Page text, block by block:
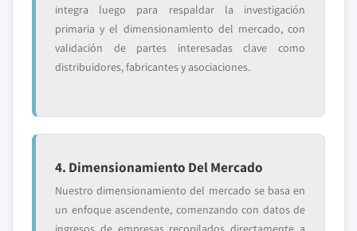
integra luego para respaldar la investigación
primaria y el dimensionamiento del mercado, con
validación de partes interesadas clave como
distribuidores, fabricantes y asociaciones.
4. Dimensionamiento Del Mercado
Nuestro dimensionamiento del mercado se basa en
un enfoque ascendente, comenzando con datos de